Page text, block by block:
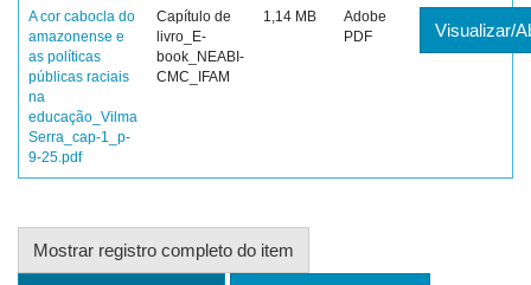
A cor cabocla do
amazonense e
as políticas
públicas raciais
na
educação_Vilma
Serra_cap-1_p-
9-25.pdf
Capítulo de
livro_E-
book_NEABI-
CMC_IFAM
1,14 MB
Adobe
PDF
Visualizar/
Mostrar registro completo do item